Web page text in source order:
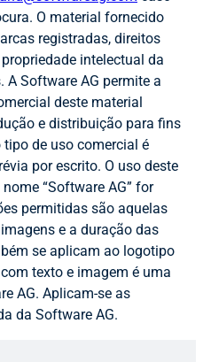
O material fornecido
registradas, direitos
intelectual da
A Software AG permite a
deste material
e distribuição para fins
de uso comercial é
por escrito. O uso deste
“Software AG” for
permitidas são aquelas
e a duração das
se aplicam ao logotipo
texto e imagem é uma
AG. Aplicam-se as
da Software AG.